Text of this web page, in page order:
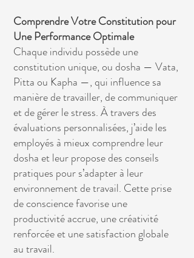
Comprendre Votre Constitution pour
Une Performance Optimale
Chaque individu possède une
constitution unique, ou dosha — Vata,
Pitta ou Kapha —, qui influence sa
manière de travailler, de communiquer
et de gérer le stress. À travers des
évaluations personnalisées, j’aide les
employés à mieux comprendre leur
dosha et leur propose des conseils
pratiques pour s’adapter à leur
environnement de travail. Cette prise
de conscience favorise une
productivité accrue, une créativité
renforcée et une satisfaction globale
au travail.